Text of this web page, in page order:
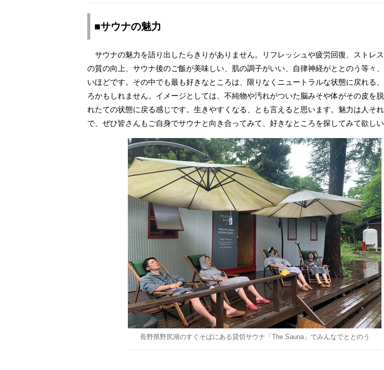
■サウナの魅力
サウナの魅力を語り出したらきりがありません。リフレッシュや疲労回復、ストレ
の質の向上、サウナ後のご飯が美味しい、肌の調子がいい、自律神経がととのう等々
いほどです。その中でも最も好きなところは、限りなくニュートラルな状態に戻れる
ろかもしれません。イメージとしては、不純物や汚れがついた脳みそや体がその皮を
れたての状態に戻る感じです。生きやすくなる、とも言えると思います。魅力は人そ
で、ぜひ皆さんもご自身でサウナと向き合ってみて、好きなところを探してみて欲しい
長野県野尻湖のすぐそばにある貸切サウナ「The Sauna」でみんなでととのう